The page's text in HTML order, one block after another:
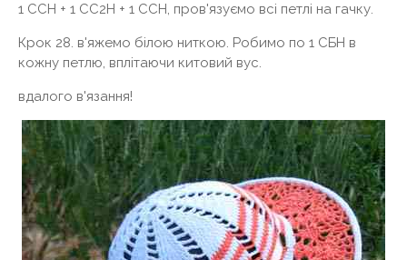
1 ССН + 1 СС2Н + 1 ССН, пров'язуємо всі петлі на гачку.
Крок 28. в'яжемо білою ниткою. Робимо по 1 СБН в
кожну петлю, вплітаючи китовий вус.
вдалого в'язання!